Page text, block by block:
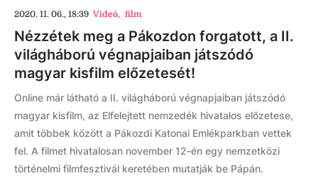
2020. 11. 06., 18:39 Videó, film
Nézzétek meg a Pákozdon forgatott, a II.
világháború végnapjaiban játszódó
magyar kisfilm előzetesét!
Online már látható a II. világháború végnapjaiban játszódó
magyar kisfilm, az Elfelejtett nemzedék hivatalos előzetese,
amit többek között a Pákozdi Katonai Emlékparkban vettek
fel. A filmet hivatalosan november 12-én egy nemzetközi
történelmi filmfesztivál keretében mutatják be Pápán.